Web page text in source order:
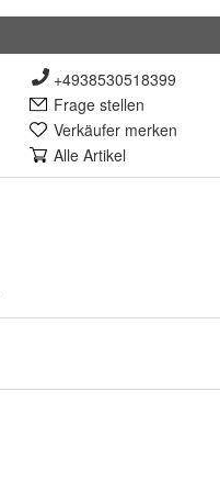
+4938530518399
Frage stellen
Verkäufer merken
Alle Artikel